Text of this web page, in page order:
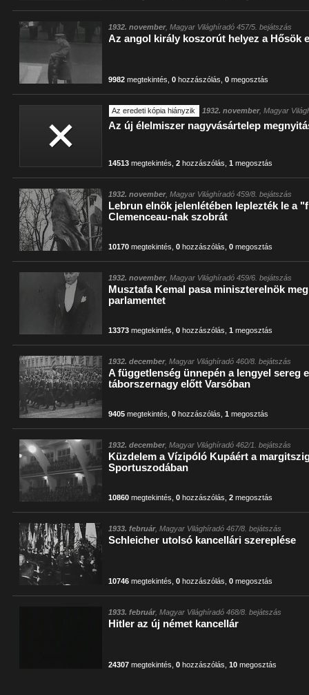
1932. november, Magyar Világhíradó 457/5. bejátszás
Az angol király koszorút helyez a Hősök
9982 megtekintés ,0 hozzászólás ,0 megosztás
Az eredeti kópia hiányzik 1932. november, Magyar
Az új élelmiszer nagyvásártelep
14513 megtekintés ,2 hozzászólás ,1 megosztás
1932. november, Magyar Világhíradó 459/8. bejátszás
Lebrun elnök jelenlétében leplezték le a
Clemenceau-nak szobrát
10170 megtekintés ,0 hozzászólás ,0 megosztás
1932. november, Magyar Világhíradó 459/6. bejátszás
Musztafa Kemal pasa miniszterelnök
parlamentet
13373 megtekintés ,0 hozzászólás ,1 megosztás
1932. december, Magyar Világhíradó 460/8. bejátszás
A függetlenség ünnepén a lengyel sereg
táborszernagy előtt Varsóban
9405 megtekintés ,0 hozzászólás ,1 megosztás
1932. december, Magyar Világhíradó 462/1. bejátszás
Küzdelem a Vízipóló Kupáért a
Sportuszodában
10860 megtekintés ,0 hozzászólás ,2 megosztás
1933. február, Magyar Világhíradó 467/8. bejátszás
Schleicher utolsó kancellári szereplése
10746 megtekintés ,0 hozzászólás ,0 megosztás
1933. február, Magyar Világhíradó 468/8. bejátszás
Hitler az új német kancellár
24307 megtekintés ,0 hozzászólás ,10 megosztás